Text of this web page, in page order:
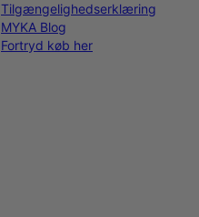
Tilgængelighedserklæring
MYKA Blog
Fortryd køb her